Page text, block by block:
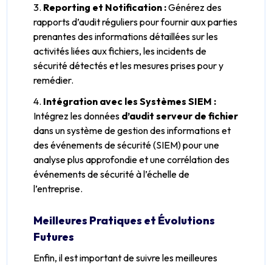
Reporting et Notification :Générez des
rapports d’audit réguliers pour fournir aux parties
prenantes des informations détaillées sur les
activités liées aux fichiers, les incidents de
sécurité détectés et les mesures prises pour y
remédier.
Intégration avec les Systèmes SIEM :
Intégrez les données d’audit serveur de fichier
dans un système de gestion des informations et
des événements de sécurité (SIEM) pour une
analyse plus approfondie et une corrélation des
événements de sécurité à l’échelle de
l’entreprise.
Meilleures Pratiques et Évolutions
Futures
Enfin, il est important de suivre les meilleures